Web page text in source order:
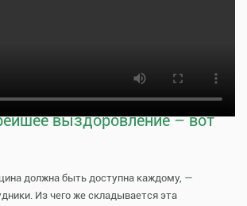
качественное
выздоровление – вот
должна быть доступна каждому, —
Из чего же складывается эта